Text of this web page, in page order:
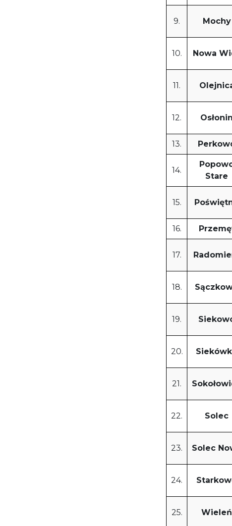
9. Mochy
10. Nowa
11.
12. Osłonin
13.
14.
Stare
15.
16.
17.
18.
19.
20.
21.
22. Solec
23. Solec
24.
25. Wieleń